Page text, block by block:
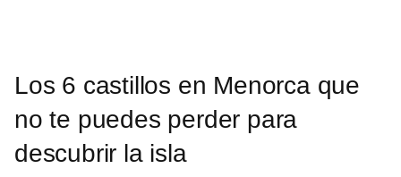
Los 6 castillos en Menorca que
no te puedes perder para
descubrir la isla